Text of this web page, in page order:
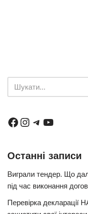
Останні записи
Виграли тендер. Що
під час виконання
Перевірка декларації